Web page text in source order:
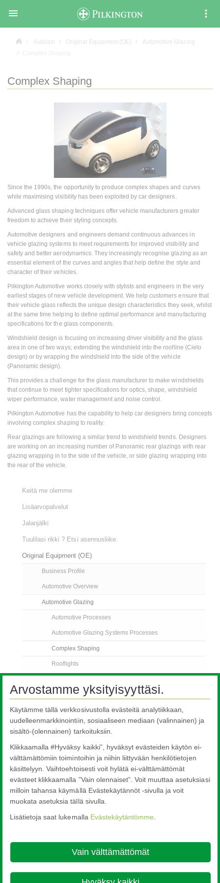

Autolasi Original Equipment (OE)
Automotive Glazing
Complex Shaping
Since the 1990s, the opportunity to produce complex shapes and curves
while maximising visibility has been exploited by car designers.
Advanced glass shaping techniques offer vehicle manufacturers greater
freedom to achieve their styling concepts.
Automotive designers and engineers demand continuous advances in
vehicle glazing systems to meet requirements for improved visibility and
safety and better aerodynamics. They increasingly recognise glazing as an
essential element of the curves and angles that help define the style and
character of their vehicles.
Pilkington Automotive works closely with stylists and engineers in the very
earliest stages of new vehicle development. We help customers ensure that
their vehicle glass reflects the unique design characteristics they seek, whilst
at the same time helping to define optimal performance and manufacturing
specifications for the glass components.
Windshield design is focusing on increasing driver visibility and the glass
area in one of two ways; extending the windshield into the roofline (Cielo
design) or by wrapping the windshield into the side of the vehicle
(Panoramic design).
This provides a challenge for the glass manufacturer to make windshields
that continue to meet tighter specifications for optics, shape, windshield
wiper performance, water management and noise control.
Pilkington Automotive has the capability to help car designers bring concepts
involving complex shaping to reality.
Rear glazings are following a similar trend to windshield trends. Designers
are working on an increasing number of Panoramic rear glazings with rear
glazing wrapping in to the side of the vehicle, or side glazing wrapping into
the rear of the vehicle.
Keitä me olemme
Lisäarvopalvelut
Jalanjälki
Tuulilasi rikki ? Etsi asennusliike.
Original Equipment (OE)
Business Profile
Automotive Overview
Automotive Glazing
Automotive Processes
Automotive Glazing Systems Processes
Complex Shaping
Rooflights
Pilkington Sundym Select
Customer Support Services
Automotive Glass Replacement
FAQs
Ota yhteyttä
Head Office - 3-5-27 Mita Minato-ku Tokyo
Arvostamme yksityisyyttäsi.
Käytämme tällä verkkosivustolla evästeitä analytiikkaan,
uudelleenmarkkinointiin, sosiaaliseen mediaan (valinnainen) ja
sisältö-(olennainen) tarkoituksiin.
Klikkaamalla #Hyväksy kaikki”, hyväksyt evästeiden käytön ei-
välttämättömiin toimintoihin ja niihin liittyvään henkilötietojen
käsittelyyn. Vaihtoehtoisesti voit hylätä ei-välttämättömät
evästeet klikkaamalla ”Vain olennaiset”. Voit muuttaa asetuksiasi
milloin tahansa käymällä Evästekäytännöt -sivulla ja voit
muokata asetuksia tällä sivulla.
Lisätietoja saat lukemalla Evästekäytäntömme
Vain välttämättömät